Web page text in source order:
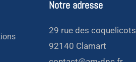
Notre adresse
29 rue des coquelicots
92140 Clamart